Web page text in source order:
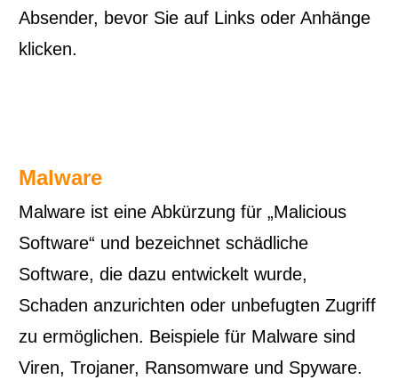
Absender, bevor Sie auf Links oder Anhänge
klicken.
Malware
Malware ist eine Abkürzung für „Malicious
Software“ und bezeichnet schädliche
Software, die dazu entwickelt wurde,
Schaden anzurichten oder unbefugten Zugriff
zu ermöglichen. Beispiele für Malware sind
Viren, Trojaner, Ransomware und Spyware.